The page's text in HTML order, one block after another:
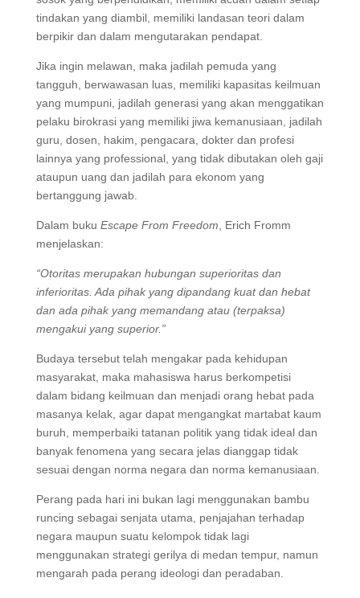
tindakan yang diambil, memiliki landasan teori dalam
berpikir dan dalam mengutarakan pendapat.
Jika ingin melawan, maka jadilah pemuda yang
tangguh, berwawasan luas, memiliki kapasitas keilmuan
yang mumpuni, jadilah generasi yang akan menggatikan
pelaku birokrasi yang memiliki jiwa kemanusiaan, jadilah
guru, dosen, hakim, pengacara, dokter dan profesi
lainnya yang professional, yang tidak dibutakan oleh gaji
ataupun uang dan jadilah para ekonom yang
bertanggung jawab.
Dalam buku Escape From Freedom , Erich Fromm
menjelaskan:
“Otoritas merupakan hubungan superioritas dan
inferioritas. Ada pihak yang dipandang kuat dan hebat
dan ada pihak yang memandang atau (terpaksa)
mengakui yang superior.”
Budaya tersebut telah mengakar pada kehidupan
masyarakat, maka mahasiswa harus berkompetisi
dalam bidang keilmuan dan menjadi orang hebat pada
masanya kelak, agar dapat mengangkat martabat kaum
buruh, memperbaiki tatanan politik yang tidak ideal dan
banyak fenomena yang secara jelas dianggap tidak
sesuai dengan norma negara dan norma kemanusiaan.
Perang pada hari ini bukan lagi menggunakan bambu
runcing sebagai senjata utama, penjajahan terhadap
negara maupun suatu kelompok tidak lagi
menggunakan strategi gerilya di medan tempur, namun
mengarah pada perang ideologi dan peradaban.